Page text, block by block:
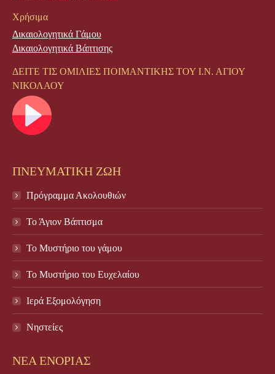
Χρήσιμα
Δικαιολογητικά Γάμου
Δικαιολογητικά Βάπτισης
ΔΕΙΤΕ ΤΙΣ ΟΜΙΛΙΕΣ ΠΟΙΜΑΝΤΙΚΗΣ ΤΟΥ Ι.Ν. ΑΓΙΟΥ
ΝΙΚΟΛΑΟΥ
ΠΝΕΥΜΑΤΙΚΗ ΖΩΗ
Πρόγραμμα Ακολουθιών
Το Άγιον Βάπτισμα
Το Μυστήριο του γάμου
Το Mυστήριο του Eυχελαίου
Ιερά Εξομολόγηση
Νηστείες
ΝΕΑ ΕΝΟΡΙΑΣ